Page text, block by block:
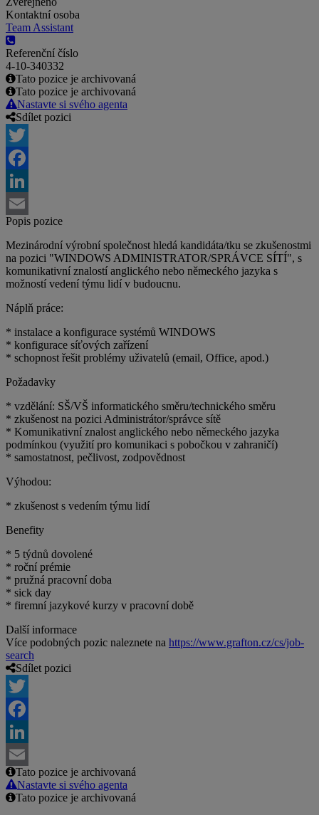
Kontaktní osoba
Team Assistant
Referenční číslo
4-10-340332
Tato pozice je archivovaná
Tato pozice je archivovaná
Nastavte si svého agenta
Sdílet pozici
Twitter
Facebook
LinkedIn
Email
Popis pozice
Mezinárodní výrobní společnost hledá kandidáta/tku se zkušenostmi
na pozici "WINDOWS ADMINISTRATOR/SPRÁVCE SÍTÍ", s
komunikativní znalostí anglického nebo německého jazyka s
možností vedení týmu lidí v budoucnu.
Náplň práce:
* instalace a konfigurace systémů WINDOWS
* konfigurace síťových zařízení
* schopnost řešit problémy uživatelů (email, Office, apod.)
Požadavky
* vzdělání: SŠ/VŠ informatického směru/technického směru
* zkušenost na pozici Administrátor/správce sítě
* Komunikativní znalost anglického nebo německého jazyka
podmínkou (využití pro komunikaci s pobočkou v zahraničí)
* samostatnost, pečlivost, zodpovědnost
Výhodou:
* zkušenost s vedením týmu lidí
Benefity
* 5 týdnů dovolené
* roční prémie
* pružná pracovní doba
* sick day
* firemní jazykové kurzy v pracovní době
Další informace
Více podobných pozic naleznete na https://www.grafton.cz/cs/job-
search
Sdílet pozici
Twitter
Facebook
LinkedIn
Email
Tato pozice je archivovaná
Nastavte si svého agenta
Tato pozice je archivovaná